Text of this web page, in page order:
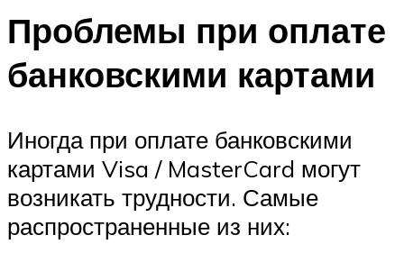
Проблемы при оплате
банковскими картами
Иногда при оплате банковскими
картами Visa / MasterCard могут
возникать трудности. Самые
распространенные из них: